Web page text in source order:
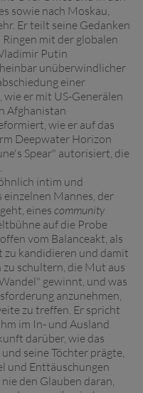
sowie nach Moskau,
Er teilt seine Gedanken
mit der globalen
Putin
unüberwindlicher
einer
er mit US-Generälen
Afghanistan
wie er auf das
Deepwater Horizon
Spear" autorisiert, die
intim und
Mannes, der
eines community
auf die Probe
vom Balanceakt, als
zu kandidieren und damit
schultern, die Mut aus
gewinnt, und was
anzunehmen,
zu treffen. Er spricht
im In- und Ausland
darüber, wie das
seine Töchter prägte,
und Enttäuschungen
den Glauben daran,